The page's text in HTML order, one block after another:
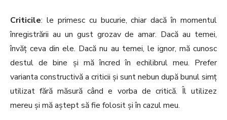
Criticile: le primesc cu bucurie, chiar dacă în momentul
înregistrării au un gust grozav de amar. Dacă au temei,
învăț ceva din ele. Dacă nu au temei, le ignor, mă cunosc
destul de bine și mă încred în echilibrul meu. Prefer
varianta constructivă a criticii și sunt nebun după bunul simț
utilizat fără măsură când e vorba de critică. Îl utilizez
mereu și mă aștept să fie folosit și în cazul meu.